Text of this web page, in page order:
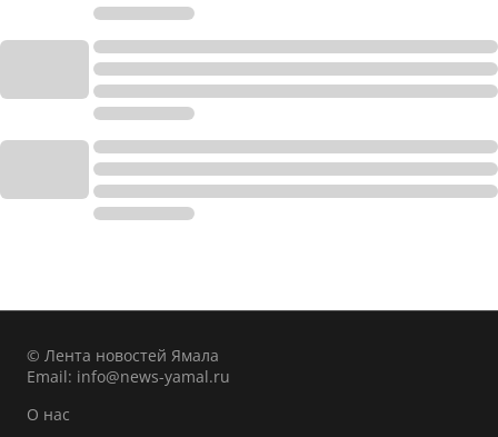
© Лента новостей Ямала
Email: info@news-yamal.ru
О нас